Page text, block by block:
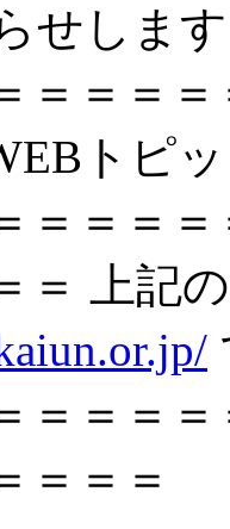
せしま
＝＝＝
トピ
＝＝＝
＝ 上記
＝＝＝
＝＝＝